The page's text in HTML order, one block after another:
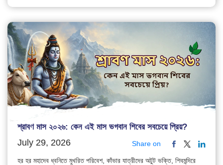
শ্রাবণ মাস ২০২৬: কেন এই মাস ভগবান শিবের সবচেয়ে প্রিয়?
July 29, 2026 Share on
হর হর মহাদেব ধ্বনিতে মুখরিত পরিবেশ, কাঁভার যাত্রীদের অটুট ভক্তি, শিবমন্দিরে